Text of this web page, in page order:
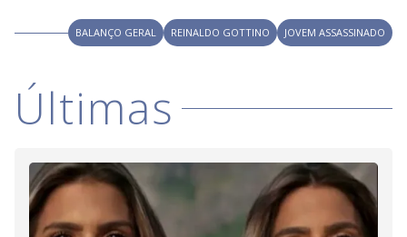
i
d
e
o
BALANÇO GERAL REINALDO GOTTINO JOVEM ASSASSINADO
Últimas